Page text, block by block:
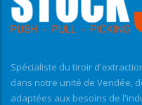
Spécialiste du tiroir
dans notre unité de Vendée,
adaptées aux besoins de